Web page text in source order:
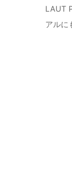
LAUT
アルに